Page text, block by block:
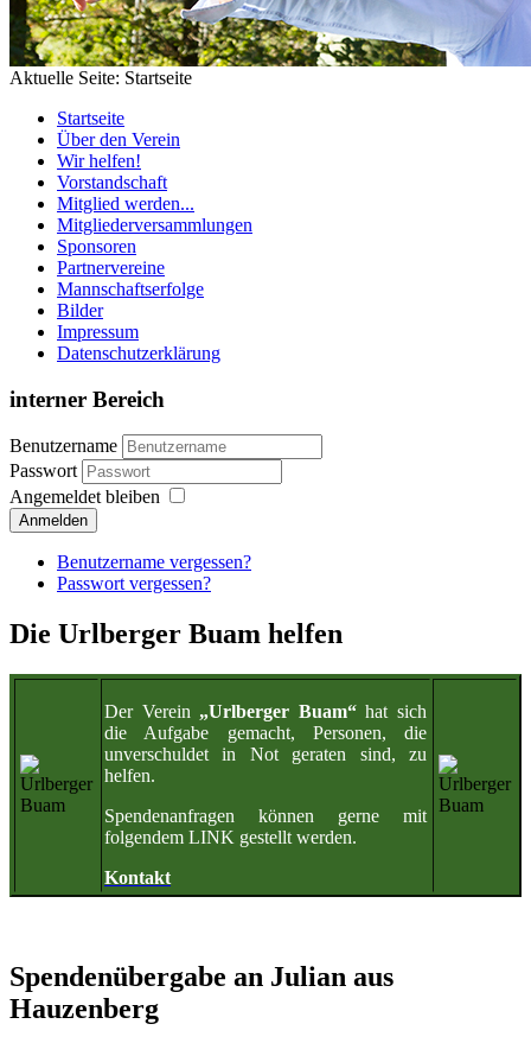
Aktuelle Seite: Startseite
Startseite
Über den Verein
Wir helfen!
Vorstandschaft
Mitglied werden...
Mitgliederversammlungen
Sponsoren
Partnervereine
Mannschaftserfolge
Bilder
Impressum
Datenschutzerklärung
interner Bereich
Benutzername
Passwort
Angemeldet bleiben
Anmelden
Benutzername vergessen?
Passwort vergessen?
Die Urlberger Buam helfen
Der Verein „Urlberger Buam“hat sich
die Aufgabe gemacht, Personen, die
unverschuldet in Not geraten sind, zu
helfen.
Spendenanfragen können gerne mit
folgendem LINK gestellt werden.
Kontakt
Spendenübergabe an Julian aus
Hauzenberg